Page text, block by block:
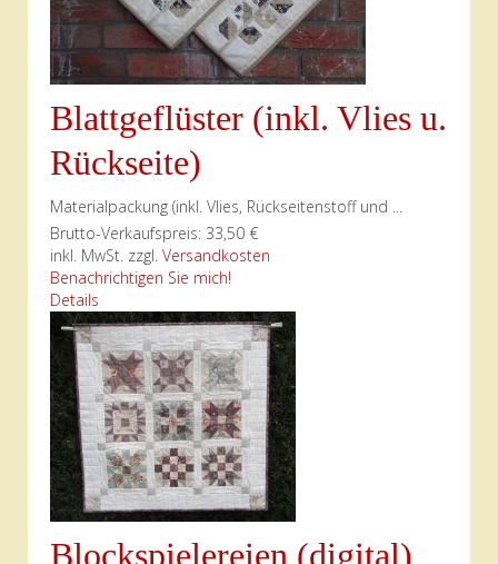
Blattgeflüster (inkl. Vlies u.
Rückseite)
Materialpackung (inkl. Vlies, Rückseitenstoff und ...
Brutto-Verkaufspreis: 33,50 €
inkl. MwSt. zzgl. Versandkosten
Benachrichtigen Sie mich!
Details
Blockspielereien (digital)